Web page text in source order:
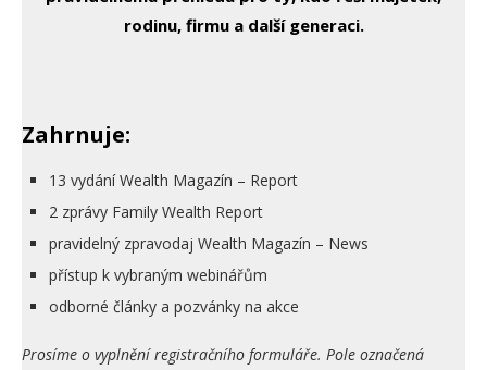
rodinu, firmu a další generaci.
Zahrnuje:
13 vydání Wealth Magazín – Report
2 zprávy Family Wealth Report
pravidelný zpravodaj Wealth Magazín – News
přístup k vybraným webinářům
odborné články a pozvánky na akce
Prosíme o vyplnění registračního formuláře. Pole označená